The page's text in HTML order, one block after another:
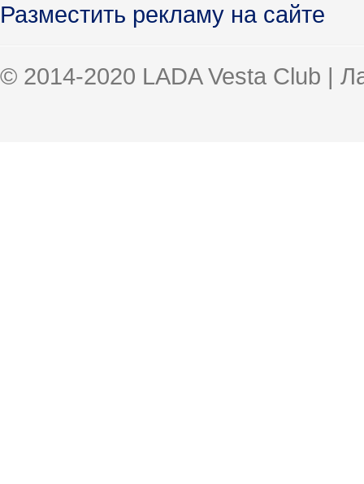
Разместить рекламу на сайте
© 2014-2020 LADA Vesta Club |